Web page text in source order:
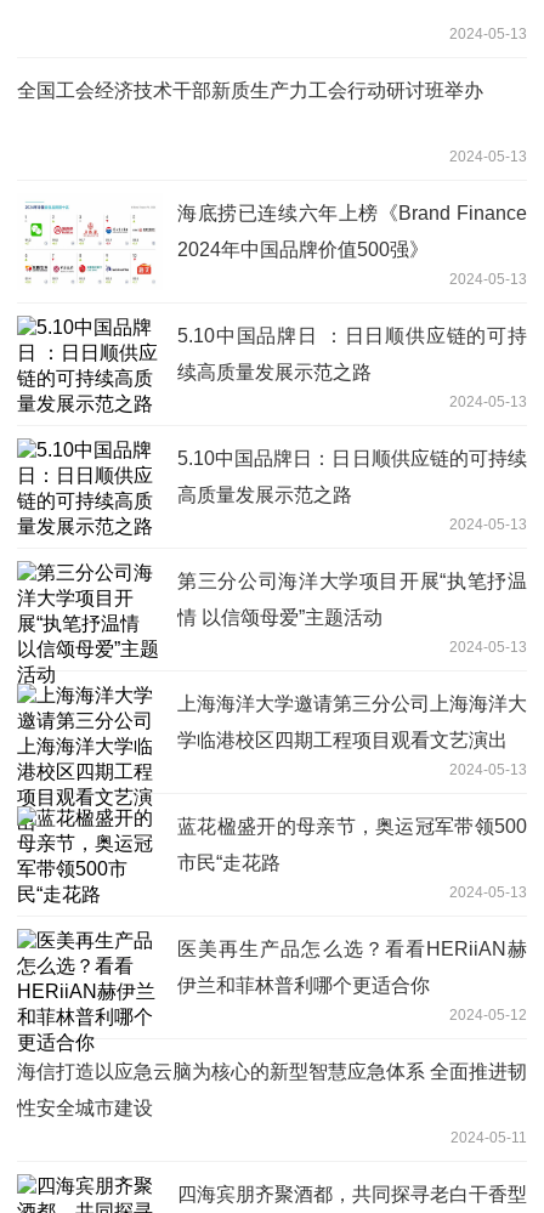
2024-05-13
全国工会经济技术干部新质生产力工会行动研讨班举办
2024-05-13
海底捞已连续六年上榜《Brand Finance
2024年中国品牌价值500强》
2024-05-13
5.10中国品牌日 ：日日顺供应链的可持
续高质量发展示范之路
2024-05-13
5.10中国品牌日：日日顺供应链的可持续
高质量发展示范之路
2024-05-13
第三分公司海洋大学项目开展“执笔抒温
情 以信颂母爱”主题活动
2024-05-13
上海海洋大学邀请第三分公司上海海洋大
学临港校区四期工程项目观看文艺演出
2024-05-13
蓝花楹盛开的母亲节，奥运冠军带领500
市民“走花路
2024-05-13
医美再生产品怎么选？看看HERiiAN赫
伊兰和菲林普利哪个更适合你
2024-05-12
海信打造以应急云脑为核心的新型智慧应急体系 全面推进韧
性安全城市建设
2024-05-11
四海宾朋齐聚酒都，共同探寻老白干香型